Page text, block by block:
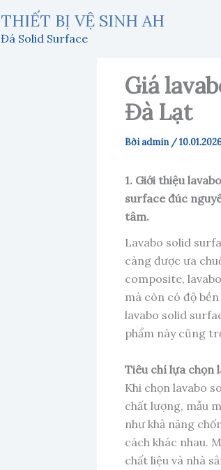
THIẾT BỊ VỆ SINH AH
Đá Solid Surface
Giá
Đà Lạt
Bởiadmin /
1. Giới thiệu
surface đúc
tâm.
Lavabo solid
càng được ưa
composite,
mà còn có độ
lavabo solid
phẩm này cũng
Tiêu chí lựa chọn
Khi chọn lavabo
chất lượng, mẫu
như khả năng
cách khác nhau.
chất liệu và nhà